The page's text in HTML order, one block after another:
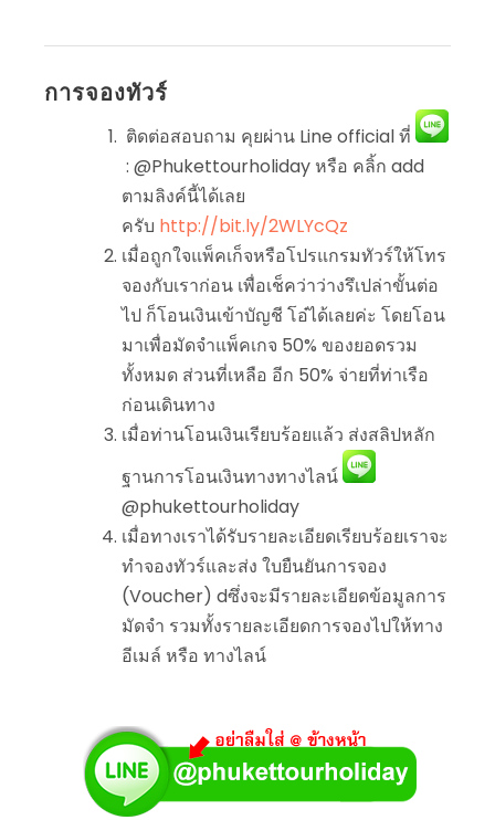
การจองทัวร์
ติดต่อสอบถาม คุยผ่าน Line official ที่
: @Phukettourholiday หรือ คลิ้ก add
ตามลิงค์นี้ได้เลย
ครับ http://bit.ly/2WLYcQz
เมื่อถูกใจแพ็คเก็จหรือโปรแกรมทัวร์ให้โทร
จองกับเราก่อน เพื่อเช็คว่าว่างรึเปล่าขั้นต่อ
ไป ก็โอนเงินเข้าบัญชี โอ๋ได้เลยค่ะ โดยโอน
มาเพื่อมัดจำแพ็คเกจ 50% ของยอดรวม
ทั้งหมด ส่วนที่เหลือ อีก 50% จ่ายที่ท่าเรือ
ก่อนเดินทาง
เมื่อท่านโอนเงินเรียบร้อยแล้ว ส่งสลิปหลัก
ฐานการโอนเงินทางทางไลน์
@phukettourholiday
เมื่อทางเราได้รับรายละเอียดเรียบร้อยเราจะ
ทำจองทัวร์และส่ง ใบยืนยันการจอง
(Voucher) dซึ่งจะมีรายละเอียดข้อมูลการ
มัดจำ รวมทั้งรายละเอียดการจองไปให้ทาง
อีเมล์ หรือ ทางไลน์